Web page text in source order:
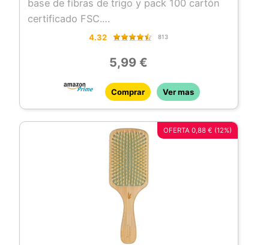
base de fibras de trigo y pack 100 cartón
certificado FSC.
BETER: empresa familiar española con más
de belleza y cuidado personal gracias a la
innovación constante y compromiso
4.32 813
5,99 €
Comprar Ver mas
OFERTA 0,88 € (12%)